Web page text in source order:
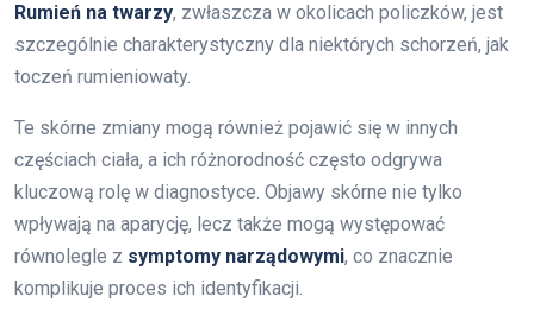
Rumień na twarzy, zwłaszcza w okolicach policzków, jest
szczególnie charakterystyczny dla niektórych schorzeń, jak
toczeń rumieniowaty.
Te skórne zmiany mogą również pojawić się w innych
częściach ciała, a ich różnorodność często odgrywa
kluczową rolę w diagnostyce. Objawy skórne nie tylko
wpływają na aparycję, lecz także mogą występować
równolegle z symptomy narządowymi, co znacznie
komplikuje proces ich identyfikacji.